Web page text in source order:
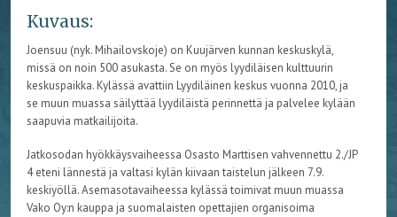
Kuvaus:
Joensuu (nyk. Mihailovskoje) on Kuujärven kunnan keskuskylä,
missä on noin 500 asukasta. Se on myös lyydiläisen kulttuurin
keskuspaikka. Kylässä avattiin Lyydiläinen keskus vuonna 2010, ja
se muun muassa säilyttää lyydiläistä perinnettä ja palvelee kylään
saapuvia matkailijoita.
Jatkosodan hyökkäysvaiheessa Osasto Marttisen vahvennettu 2./JP
4 eteni lännestä ja valtasi kylän kiivaan taistelun jälkeen 7.9.
keskiyöllä. Asemasotavaiheessa kylässä toimivat muun muassa
Vako Oy:n kauppa ja suomalaisten opettajien organisoima